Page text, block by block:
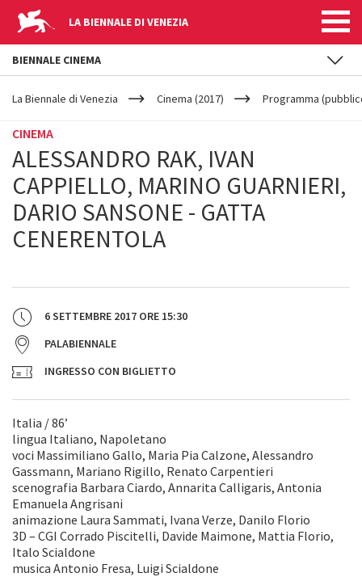
LA BIENNALE DI VENEZIA
YOUR
ARE
La Biennale di Venezia Cinema (2017) Programma
CINEMA
ALESSANDRO RAK, IVAN
CAPPIELLO, MARINO GUARNIERI,
DARIO SANSONE - GATTA
CENERENTOLA
6 SETTEMBRE 2017 ORE 15:30
PALABIENNALE
INGRESSO CON BIGLIETTO
Italia / 86’
lingua Italiano, Napoletano
voci Massimiliano Gallo, Maria Pia Calzone, Alessandro
Gassmann, Mariano Rigillo, Renato Carpentieri
scenografia Barbara Ciardo, Annarita Calligaris, Antonia
Emanuela Angrisani
animazione Laura Sammati, Ivana Verze, Danilo Florio
3D – CGI Corrado Piscitelli, Davide Maimone, Mattia Florio,
Italo Scialdone
musica Antonio Fresa, Luigi Scialdone
BIENNALE CINEMA